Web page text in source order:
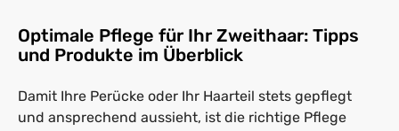
Optimale Pflege für Ihr Zweithaar: Tipps
und Produkte im Überblick
Damit Ihre Perücke oder Ihr Haarteil stets gepflegt
und ansprechend aussieht, ist die richtige Pflege